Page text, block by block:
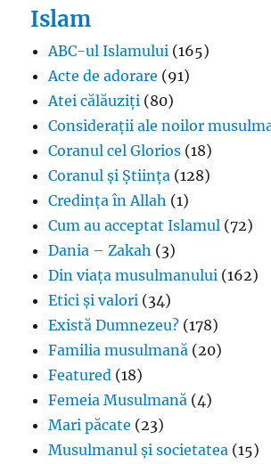
Islam
ABC-ul Islamului (165)
Acte de adorare (91)
Atei călăuziți (80)
Considerații ale noilor
Coranul cel Glorios (18)
Coranul și Știința (128)
Credința în Allah (1)
Cum au acceptat Islamul (72)
Dania – Zakah (3)
Din viața musulmanului (162)
Etici și valori (34)
Există Dumnezeu? (178)
Familia musulmană (20)
Featured (18)
Femeia Musulmană (4)
Mari păcate (23)
Musulmanul și societatea (15)